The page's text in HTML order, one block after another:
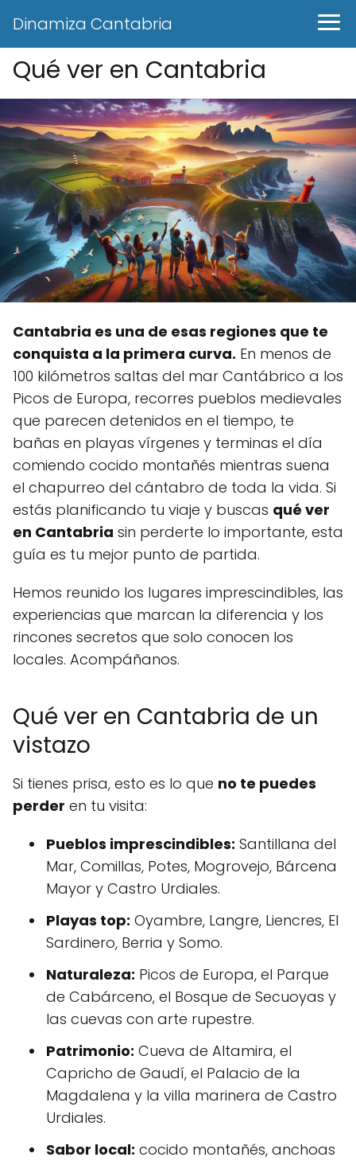
Dinamiza Cantabria
Qué ver en Cantabria
Cantabria es una de esas regiones que te
conquista a la primera curva. En menos de
100 kilómetros saltas del mar Cantábrico a los
Picos de Europa, recorres pueblos medievales
que parecen detenidos en el tiempo, te
bañas en playas vírgenes y terminas el día
comiendo cocido montañés mientras suena
el chapurreo del cántabro de toda la vida. Si
estás planificando tu viaje y buscas qué ver
en Cantabria sin perderte lo importante, esta
guía es tu mejor punto de partida.
Hemos reunido los lugares imprescindibles, las
experiencias que marcan la diferencia y los
rincones secretos que solo conocen los
locales. Acompáñanos.
Qué ver en Cantabria de un
vistazo
Si tienes prisa, esto es lo que no te puedes
perder en tu visita:
Pueblos imprescindibles: Santillana del
Mar, Comillas, Potes, Mogrovejo, Bárcena
Mayor y Castro Urdiales.
Playas top: Oyambre, Langre, Liencres, El
Sardinero, Berria y Somo.
Naturaleza: Picos de Europa, el Parque
de Cabárceno, el Bosque de Secuoyas y
las cuevas con arte rupestre.
Patrimonio: Cueva de Altamira, el
Capricho de Gaudí, el Palacio de la
Magdalena y la villa marinera de Castro
Urdiales.
Sabor local: cocido montañés, anchoas